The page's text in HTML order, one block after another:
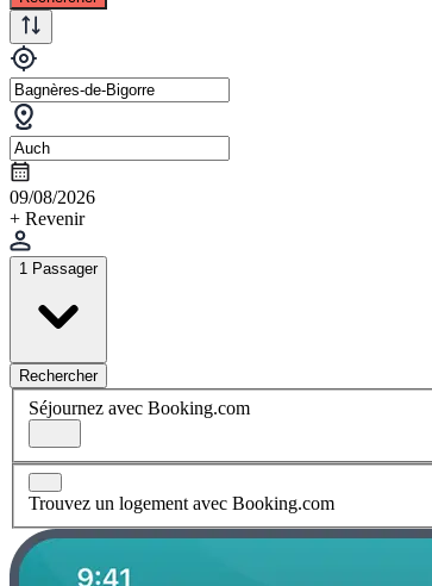
09/08/2026
+ Revenir
1 Passager
Rechercher
Séjournez avec Booking.com
Trouvez un logement avec Booking.com